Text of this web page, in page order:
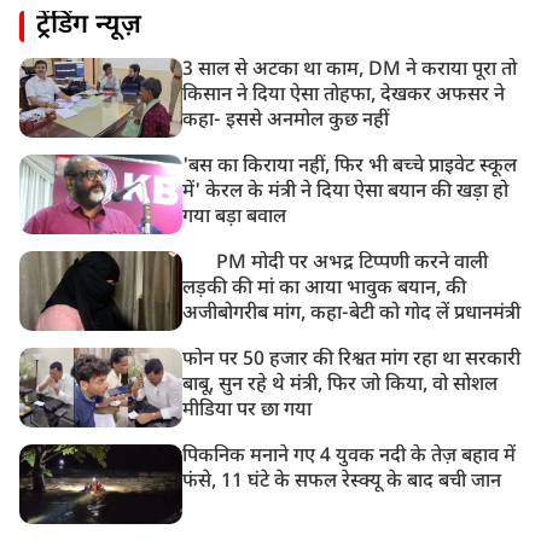
भारत समेत 5 देशों पर 100% टैरिफ
8:19 AM
PM मोदी आज IIT दिल्ली के दीक्षांत समारोह में शामिल होंगे
ट्रेंडिंग न्यूज़
3 साल से अटका था काम, DM ने कराया पूरा तो
किसान ने दिया ऐसा तोहफा, देखकर अफसर ने
कहा- इससे अनमोल कुछ नहीं
'बस का किराया नहीं, फिर भी बच्चे प्राइवेट स्कूल
में' केरल के मंत्री ने दिया ऐसा बयान की खड़ा हो
गया बड़ा बवाल
PM मोदी पर अभद्र टिप्पणी करने वाली
लड़की की मां का आया भावुक बयान, की
अजीबोगरीब मांग, कहा-बेटी को गोद लें प्रधानमंत्री
फोन पर 50 हजार की रिश्वत मांग रहा था सरकारी
बाबू, सुन रहे थे मंत्री, फिर जो किया, वो सोशल
मीडिया पर छा गया
पिकनिक मनाने गए 4 युवक नदी के तेज़ बहाव में
फंसे, 11 घंटे के सफल रेस्क्यू के बाद बची जान